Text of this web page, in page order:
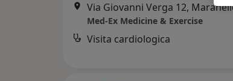
Via Giovanni Verga 12,
Med-Ex Medicine & Exercise
Visita cardiologica